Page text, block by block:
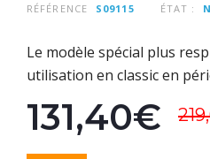
RÉFÉRENCE S09115 ÉTAT :
Le modèle spécial plus
utilisation en classic en
131,40€